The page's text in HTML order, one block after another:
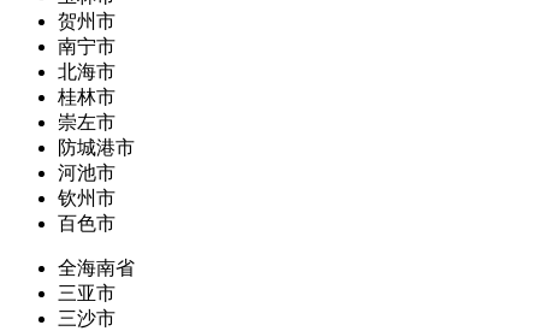
贺州市
南宁市
北海市
桂林市
崇左市
防城港市
河池市
钦州市
百色市
全海南省
三亚市
三沙市